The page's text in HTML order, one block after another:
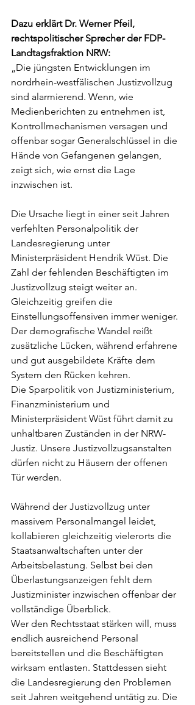
Dazu erklärt Dr. Werner Pfeil,
rechtspolitischer Sprecher der FDP-
Landtagsfraktion NRW:
„Die jüngsten Entwicklungen im
nordrhein-westfälischen Justizvollzug
sind alarmierend. Wenn, wie
Medienberichten zu entnehmen ist,
Kontrollmechanismen versagen und
offenbar sogar Generalschlüssel in die
Hände von Gefangenen gelangen,
zeigt sich, wie ernst die Lage
inzwischen ist.
Die Ursache liegt in einer seit Jahren
verfehlten Personalpolitik der
Landesregierung unter
Ministerpräsident Hendrik Wüst. Die
Zahl der fehlenden Beschäftigten im
Justizvollzug steigt weiter an.
Gleichzeitig greifen die
Einstellungsoffensiven immer weniger.
Der demografische Wandel reißt
zusätzliche Lücken, während erfahrene
und gut ausgebildete Kräfte dem
System den Rücken kehren.
Die Sparpolitik von Justizministerium,
Finanzministerium und
Ministerpräsident Wüst führt damit zu
unhaltbaren Zuständen in der NRW-
Justiz. Unsere Justizvollzugsanstalten
dürfen nicht zu Häusern der offenen
Tür werden.
Während der Justizvollzug unter
massivem Personalmangel leidet,
kollabieren gleichzeitig vielerorts die
Staatsanwaltschaften unter der
Arbeitsbelastung. Selbst bei den
Überlastungsanzeigen fehlt dem
Justizminister inzwischen offenbar der
vollständige Überblick.
Wer den Rechtsstaat stärken will, muss
endlich ausreichend Personal
bereitstellen und die Beschäftigten
wirksam entlasten. Stattdessen sieht
die Landesregierung den Problemen
seit Jahren weitgehend untätig zu. Die